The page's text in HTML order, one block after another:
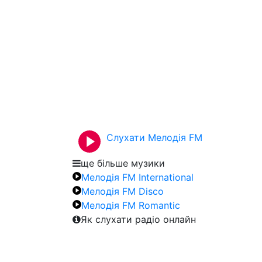
Слухати Мелодія FM
ще більше музики
Мелодія FM International
Мелодія FM Disco
Мелодія FM Romantic
Як слухати радіо онлайн